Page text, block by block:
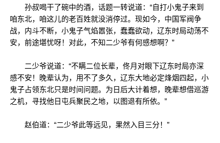
孙叔喝干了碗中的酒，话题一转说道：“自打小鬼子来到
咱东北，咱这儿的老百姓就没消停过。现如今，中国军阀争
战，内斗不断，小鬼子气焰嚣张，蠢蠢欲动，辽东时局动荡不
安，前途堪忧呀！对此，不知二少爷有何感想啊？”
二少爷说道：“不瞒二位长辈，佟月对眼下辽东时局亦深
感不安！晚辈认为，用不了多久，辽东大地必定烽烟四起，小
鬼子占领东北只是时间问题。为日后大计着想，晚辈想借巡游
之机，寻找他日屯兵聚民之地，以图退有所依。”
赵伯道：“二少爷此等远见，果然入目三分！”